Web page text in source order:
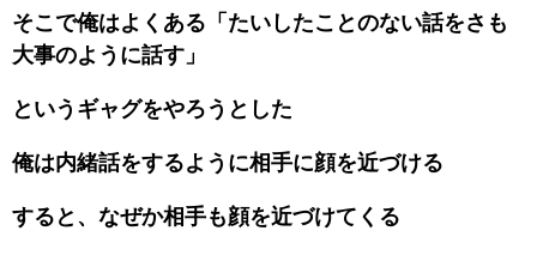
そこで俺はよくある「たいしたことのない話をさも
大事のように話す」
というギャグをやろうとした
俺は内緒話をするように相手に顔を近づける
すると、なぜか相手も顔を近づけてくる